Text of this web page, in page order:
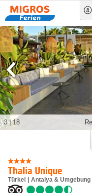
Thalia Unique
Türkei Antalya & Umgebung
3|18